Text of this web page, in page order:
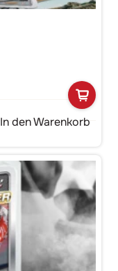
In den Warenkorb